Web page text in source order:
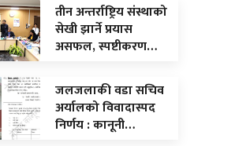
तीन अन्तर्राष्ट्रिय संस्थाको
सेखी झार्ने प्रयास
असफल, स्पष्टीकरण…
जलजलाकी वडा सचिव
अर्यालको विवादास्पद
निर्णय : कानूनी…